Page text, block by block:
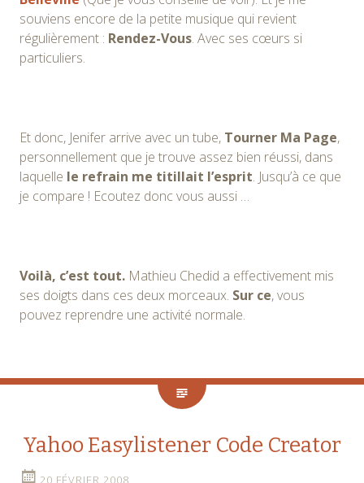
souviens encore de la petite musique qui revient
régulièrement : Rendez-Vous. Avec ses cœurs si
particuliers.
Et donc, Jenifer arrive avec un tube, Tourner Ma Page,
personnellement que je trouve assez bien réussi, dans
laquelle le refrain me titillait l’esprit. Jusqu’à ce que
je compare ! Ecoutez donc vous aussi …
Voilà, c’est tout. Mathieu Chedid a effectivement mis
ses doigts dans ces deux morceaux. Sur ce, vous
pouvez reprendre une activité normale.
Yahoo Easylistener Code Creator
20 FÉVRIER 2008